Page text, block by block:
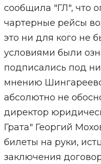
сообщила "ГЛ", что
чартерные рейсы
это ни для кого не
условиями были
подписались под
мнению
абсолютно не
директор
Грата" Георгий
билеты на руки,
заключения